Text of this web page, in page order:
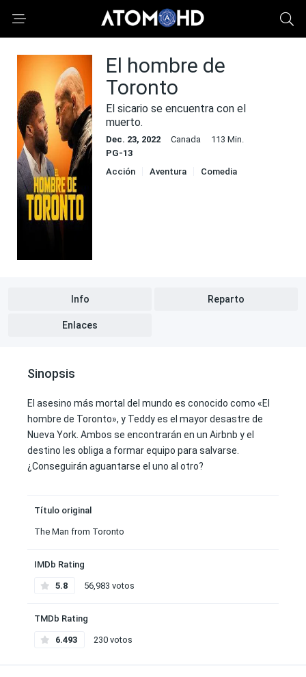
El hombre de
Toronto
El sicario se encuentra con el
muerto.
Dec. 23, 2022 Canada
113 Min.
PG-13
Acción
Aventura Comedia
Info Reparto
Enlaces
Sinopsis
El asesino más mortal del mundo es conocido como «El
hombre de Toronto», y Teddy es el mayor desastre de
Nueva York. Ambos se encontrarán en un Airbnb y el
destino les obliga a formar equipo para salvarse.
¿Conseguirán aguantarse el uno al otro?
Título original
The Man from Toronto
IMDb Rating
5.8 56,983 votos
TMDb Rating
6.493 230 votos